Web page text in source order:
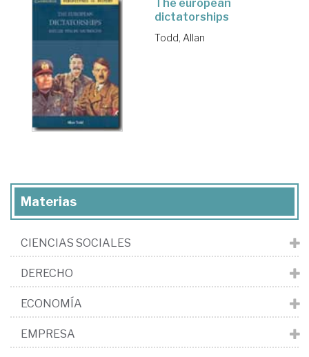
The european
dictatorships
Todd, Allan
Materias
CIENCIAS SOCIALES
DERECHO
ECONOMÍA
EMPRESA